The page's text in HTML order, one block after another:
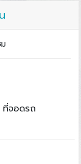
จอดรถ